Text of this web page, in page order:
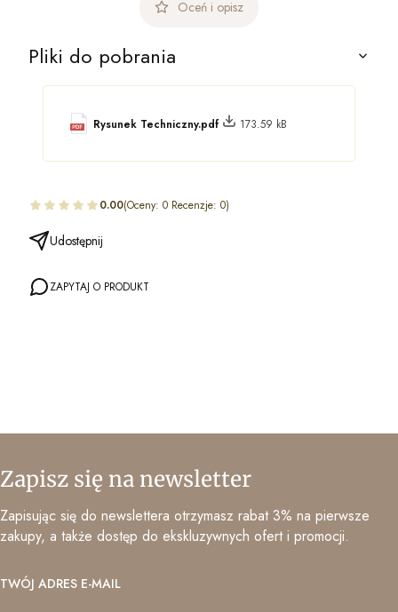
Oceń i opisz
Pliki do pobrania
Rysunek Techniczny.pdf 173.59 kB
0.00(Oceny: 0 Recenzje: 0)
Udostępnij
ZAPYTAJ O PRODUKT
Zapisz się na newsletter
Zapisując się do newslettera otrzymasz rabat 3% na pierwsze
zakupy, a także dostęp do ekskluzywnych ofert i promocji.
TWÓJ ADRES E-MAIL